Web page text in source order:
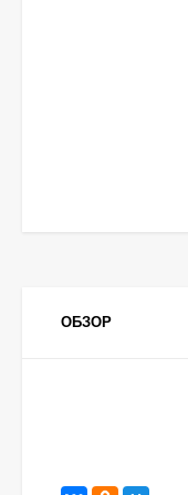
ОБЗОР